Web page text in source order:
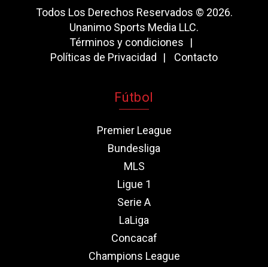
Todos Los Derechos Reservados © 2026.
Unanimo Sports Media LLC.
Términos y condiciones
Políticas de Privacidad
Contacto
Fútbol
Premier League
Bundesliga
MLS
Ligue 1
Serie A
LaLiga
Concacaf
Champions League